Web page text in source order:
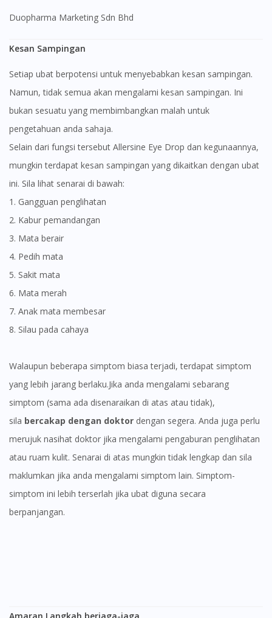
Duopharma Marketing Sdn Bhd
Kesan Sampingan
Setiap ubat berpotensi untuk menyebabkan kesan sampingan.
Namun, tidak semua akan mengalami kesan sampingan. Ini
bukan sesuatu yang membimbangkan malah untuk
pengetahuan anda sahaja.
Selain dari fungsi tersebut Allersine Eye Drop dan kegunaannya,
mungkin terdapat kesan sampingan yang dikaitkan dengan ubat
ini. Sila lihat senarai di bawah:
1. Gangguan penglihatan
2. Kabur pemandangan
3. Mata berair
4. Pedih mata
5. Sakit mata
6. Mata merah
7. Anak mata membesar
8. Silau pada cahaya
Walaupun beberapa simptom biasa terjadi, terdapat simptom
yang lebih jarang berlaku.Jika anda mengalami sebarang
simptom (sama ada disenaraikan di atas atau tidak),
sila bercakap dengan doktor dengan segera. Anda juga perlu
merujuk nasihat doktor jika mengalami pengaburan penglihatan
atau ruam kulit. Senarai di atas mungkin tidak lengkap dan sila
maklumkan jika anda mengalami simptom lain. Simptom-
simptom ini lebih terserlah jika ubat diguna secara
berpanjangan.